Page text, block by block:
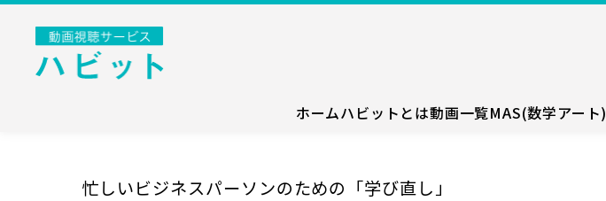
ホームハビットとは動画一覧MAS(数学アート)
忙しいビジネスパーソンのための「学び直し」